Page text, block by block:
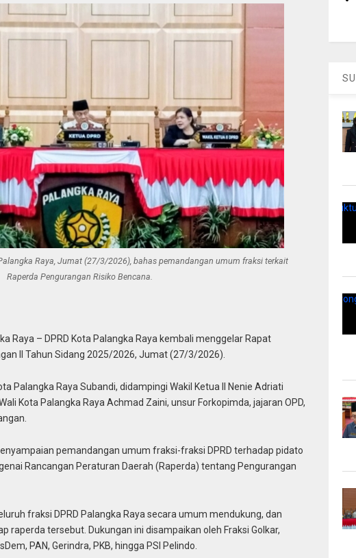
Raya, Jumat (27/3/2026), bahas pemandangan umum fraksi terkait
Raperda Pengurangan Risiko Bencana.
Raya – DPRD Kota Palangka Raya kembali menggelar Rapat
II Tahun Sidang 2025/2026, Jumat (27/3/2026).
Palangka Raya Subandi, didampingi Wakil Ketua II Nenie Adriati
Kota Palangka Raya Achmad Zaini, unsur Forkopimda, jajaran OPD,
pemandangan umum fraksi-fraksi DPRD terhadap pidato
Rancangan Peraturan Daerah (Raperda) tentang Pengurangan
fraksi DPRD Palangka Raya secara umum mendukung, dan
raperda tersebut. Dukungan ini disampaikan oleh Fraksi Golkar,
PAN, Gerindra, PKB, hingga PSI Pelindo.